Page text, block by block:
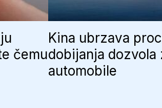
čemu
Kina ubrzava
dobijanja dozvola
automobile